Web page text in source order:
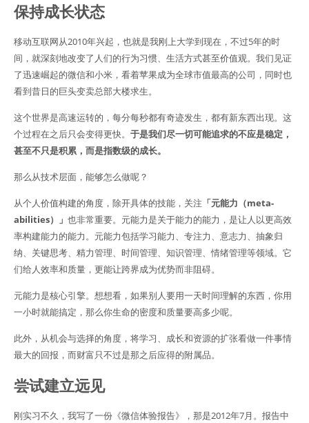
保持成长状态
移动互联网从2010年兴起，也就是我刚上大学到现在，不过5年的时
间，就深刻地改变了人们的行为习惯、生活方式甚至价值观。我们见证
了迅速崛起的微信和小米，看着苹果成为全球市值最高的公司，同时也
看到昔日的巨头变卖总部大楼求生。
这个世界是高速运转的，每分每秒都有奇迹发生，都有新东西出现。这
个过程在之后只会变得更快。 于是我们尽一切可能追求的不应是稳定，
甚至不只是积累，而是指数级的成长。
那么从技术层面，能够怎么做呢？
从个人价值构建的角度，除开具体的技能，关注 「元能力（meta-
abilities）」 也非常重要。元能力是关于能力的能力，是让人以更高效
率构建能力的能力。元能力包括学习能力、专注力、意志力、抽象归
纳、关键思考、精力管理、时间管理、知识管理、情绪管理等领域。它
们给人效率和质量，更能让跨界成为优势而非阻碍。
元能力是核心引擎。想想看，如果别人要用一天时间理解的东西，你用
一小时就能搞定，那么你生命的密度和质量要高多少呢。
此外，从机会与选择的角度，将学习、成长和资源的扩张看做一件事情
最大的回报，而财富只不过是那之后应得的附属品。
尝试建立远见
刚实习不久，我写了一份《微信体验报告》，那是2012年7月。报告中